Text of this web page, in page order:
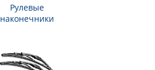
Рулевые
наконечники